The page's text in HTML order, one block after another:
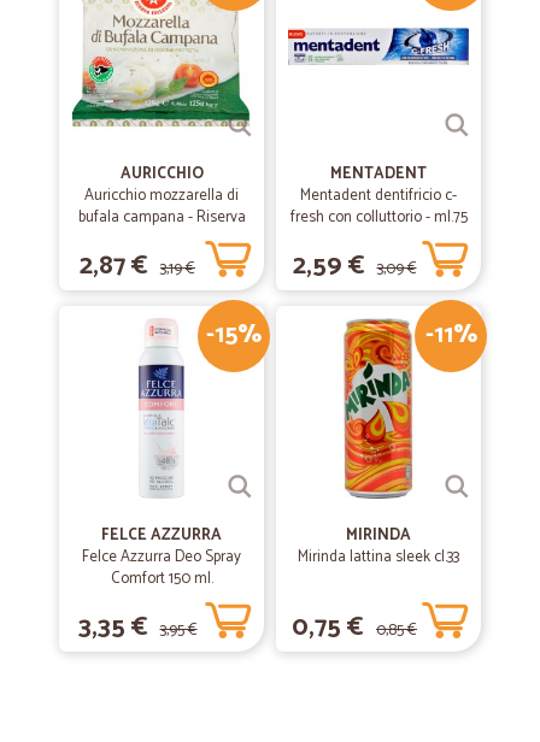
E' un buon metodo per far consegnare i…
E' un buon metodo per far consegnare i prodotti che nei piccoli paesi
non sono disponibili; consegne affidabili e precise nei tempi. I prezzi
dei prodotti sono al momento poco competitivi rispetto al mercato
cittadino
AURICCHIO
Auricchio mozzarella di
bufala campana - Riserva
esclusiva gr.125
2,87 € 3,19 €
MENTADENT
Mentadent dentifricio c-
fresh con colluttorio - ml.75
2,59 € 3,09 €
-15%
FELCE AZZURRA
Felce Azzurra Deo Spray
Comfort 150 ml.
3,35 € 3,95 €
-11%
MIRINDA
Mirinda lattina sleek cl.33
0,75 € 0,85 €